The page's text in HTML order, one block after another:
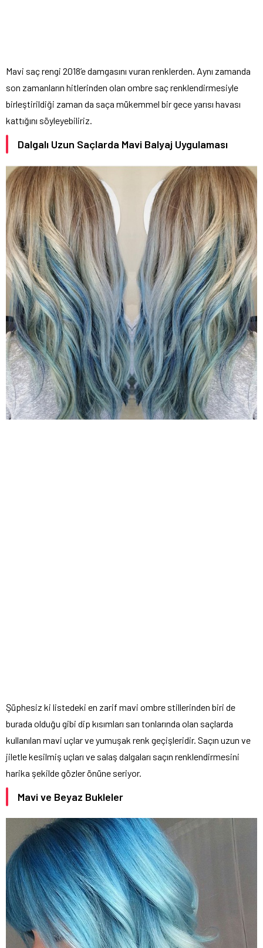
Mavi saç rengi 2018’e damgasını vuran renklerden. Aynı zamanda
son zamanların hitlerinden olan ombre saç renklendirmesiyle
birleştirildiği zaman da saça mükemmel bir gece yarısı havası
kattığını söyleyebiliriz.
Dalgalı Uzun Saçlarda Mavi Balyaj Uygulaması
Şüphesiz ki listedeki en zarif mavi ombre stillerinden biri de
burada olduğu gibi dip kısımları sarı tonlarında olan saçlarda
kullanılan mavi uçlar ve yumuşak renk geçişleridir. Saçın uzun ve
jiletle kesilmiş uçları ve salaş dalgaları saçın renklendirmesini
harika şekilde gözler önüne seriyor.
Mavi ve Beyaz Bukleler